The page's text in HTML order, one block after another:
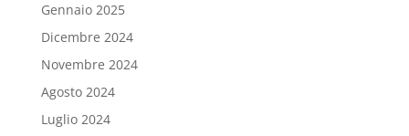
Gennaio 2025
Dicembre 2024
Novembre 2024
Agosto 2024
Luglio 2024